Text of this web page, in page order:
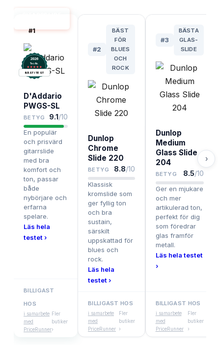
#1
2026
Testix.
BÄST I TEST
D'Addario
PWGS-SL
BETYG 9.1/10
En populär
och prisvärd
gitarrslide
med bra
komfort och
ton, passar
både
nybörjare och
erfarna
spelare.
Läs hela
testet ›
BILLIGAST
HOS
i samarbete
med
PriceRunner
Fler
butiker
›
#2
BÄST
FÖR
BLUES
OCH
ROCK
Dunlop
Chrome
Slide 220
BETYG 8.8/10
Klassisk
kromslide som
ger fyllig ton
och bra
sustain,
särskilt
uppskattad för
blues och
rock.
Läs hela
testet ›
BILLIGAST HOS
i samarbete
med
PriceRunner
Fler
butiker
›
#3
BÄSTA
GLAS-
SLIDE
Dunlop
Medium
Glass Slide
204
BETYG 8.5/10
Ger en mjukare
och mer
artikulerad ton,
perfekt för dig
som föredrar
glas framför
metall.
Läs hela testet
›
BILLIGAST HOS
i samarbete
med
PriceRunner
Fler
butiker
›
›